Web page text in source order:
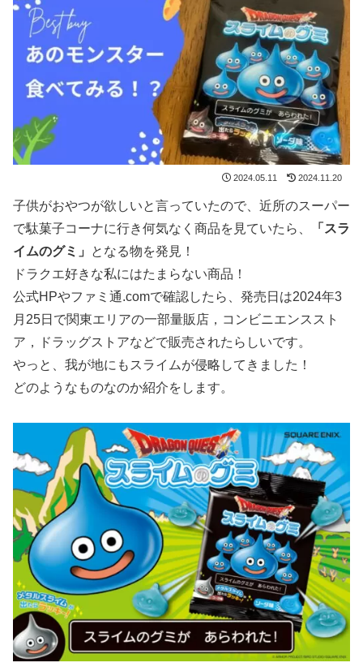
2024.05.11 2024.11.20
子供がおやつが欲しいと言っていたので、近所のスーパー
で駄菓子コーナに行き何気なく商品を見ていたら、
「スラ
イムのグミ」
となる物を発見！
ドラクエ好きな私にはたまらない商品！
公式HPやファミ通.comで確認したら、発売日は2024年3
月25日で関東エリアの一部量販店，コンビニエンススト
ア，ドラッグストアなどで販売されたらしいです。
やっと、我が地にもスライムが侵略してきました！
どのようなものなのか紹介をします。